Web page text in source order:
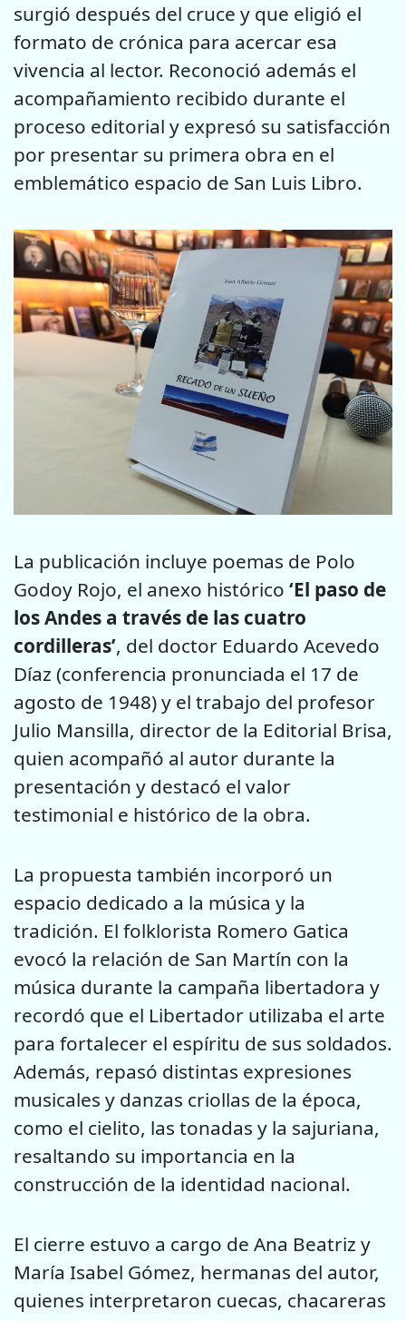
surgió después del cruce y que eligió el
formato de crónica para acercar esa
vivencia al lector. Reconoció además el
acompañamiento recibido durante el
proceso editorial y expresó su satisfacción
por presentar su primera obra en el
emblemático espacio de San Luis Libro.
La publicación incluye poemas de Polo
Godoy Rojo, el anexo histórico ‘El paso de
los Andes a través de las cuatro
cordilleras’, del doctor Eduardo Acevedo
Díaz (conferencia pronunciada el 17 de
agosto de 1948) y el trabajo del profesor
Julio Mansilla, director de la Editorial Brisa,
quien acompañó al autor durante la
presentación y destacó el valor
testimonial e histórico de la obra.
La propuesta también incorporó un
espacio dedicado a la música y la
tradición. El folklorista Romero Gatica
evocó la relación de San Martín con la
música durante la campaña libertadora y
recordó que el Libertador utilizaba el arte
para fortalecer el espíritu de sus soldados.
Además, repasó distintas expresiones
musicales y danzas criollas de la época,
como el cielito, las tonadas y la sajuriana,
resaltando su importancia en la
construcción de la identidad nacional.
El cierre estuvo a cargo de Ana Beatriz y
María Isabel Gómez, hermanas del autor,
quienes interpretaron cuecas, chacareras